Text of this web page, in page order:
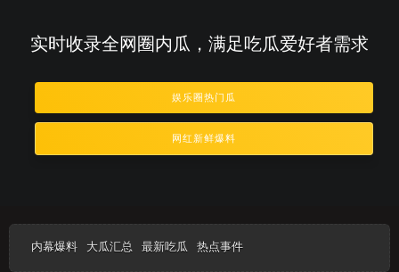
实时收录全网圈内瓜，满足吃瓜爱好者需求
娱乐圈热门瓜
网红新鲜爆料
内幕爆料 大瓜汇总 最新吃瓜 热点事件